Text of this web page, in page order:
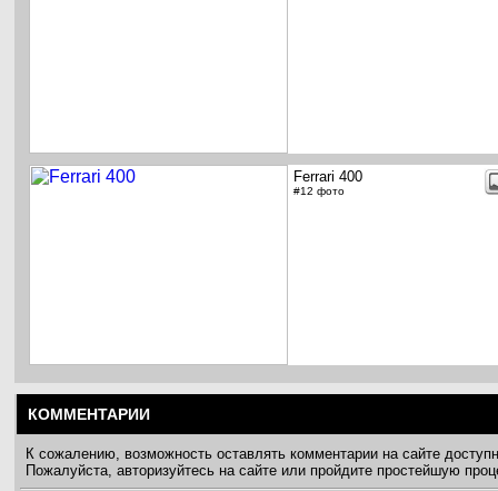
Ferrari 400
#12 фото
КОММЕНТАРИИ
К сожалению, возможность оставлять комментарии на сайте
Пожалуйста, авторизуйтесь на сайте или пройдите простейшую